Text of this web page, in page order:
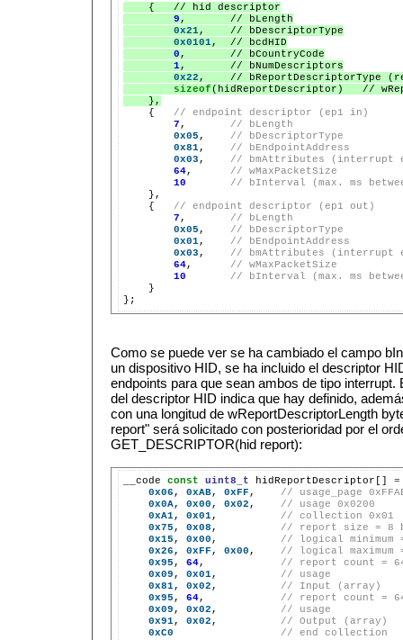
    {
// hid descriptor
9 , // bLength
0x21, // bDescriptorType
0x0101, // bcdHID
0 , // bCountryCode
1, // bNumDescriptors
0x22 , // bReportDescriptorType
sizeof(hidReportDescriptor) //
    },
{
// endpoint descriptor (ep1 in)
7 ,
// bLength
0x05 ,
// bDescriptorType
0x81,
// bEndpointAddress
0x03 ,
// bmAttributes (interrupt
64,
// wMaxPacketSize
10
// bInterval (max. ms
    },
    {
// endpoint descriptor (ep1 out)
7 ,
// bLength
0x05 ,
// bDescriptorType
0x01,
// bEndpointAddress
0x03 ,
// bmAttributes (interrupt
64,
// wMaxPacketSize
10
// bInterval (max. ms
    }
Como se puede ver se ha cambiado el campo
un dispositivo HID, se ha incluido el descriptor
endpoints para que sean ambos de tipo
del descriptor HID indica que hay definido,
con una longitud de wReportDescriptorLength
report" será solicitado con posterioridad por el
GET_DESCRIPTOR(hid report):
__code const uint8_t hidReportDescriptor[] =
0x06 , 0xAB, 0xFF ,
// usage_page
0x0A, 0x00 , 0x02 ,
// usage 0x0200
0xA1, 0x01,
// collection 0x01
0x75 , 0x08 ,
// report size = 8
0x15 , 0x00 ,
// logical minimum
0x26 , 0xFF , 0x00 ,
// logical maximum
0x95 , 64,
// report count =
0x09 , 0x01,
// usage
0x81, 0x02 ,
// Input (array)
0x95 , 64,
// report count =
0x09 , 0x02 ,
// usage
0x91, 0x02 ,
// Output (array)
0xC0
// end collection